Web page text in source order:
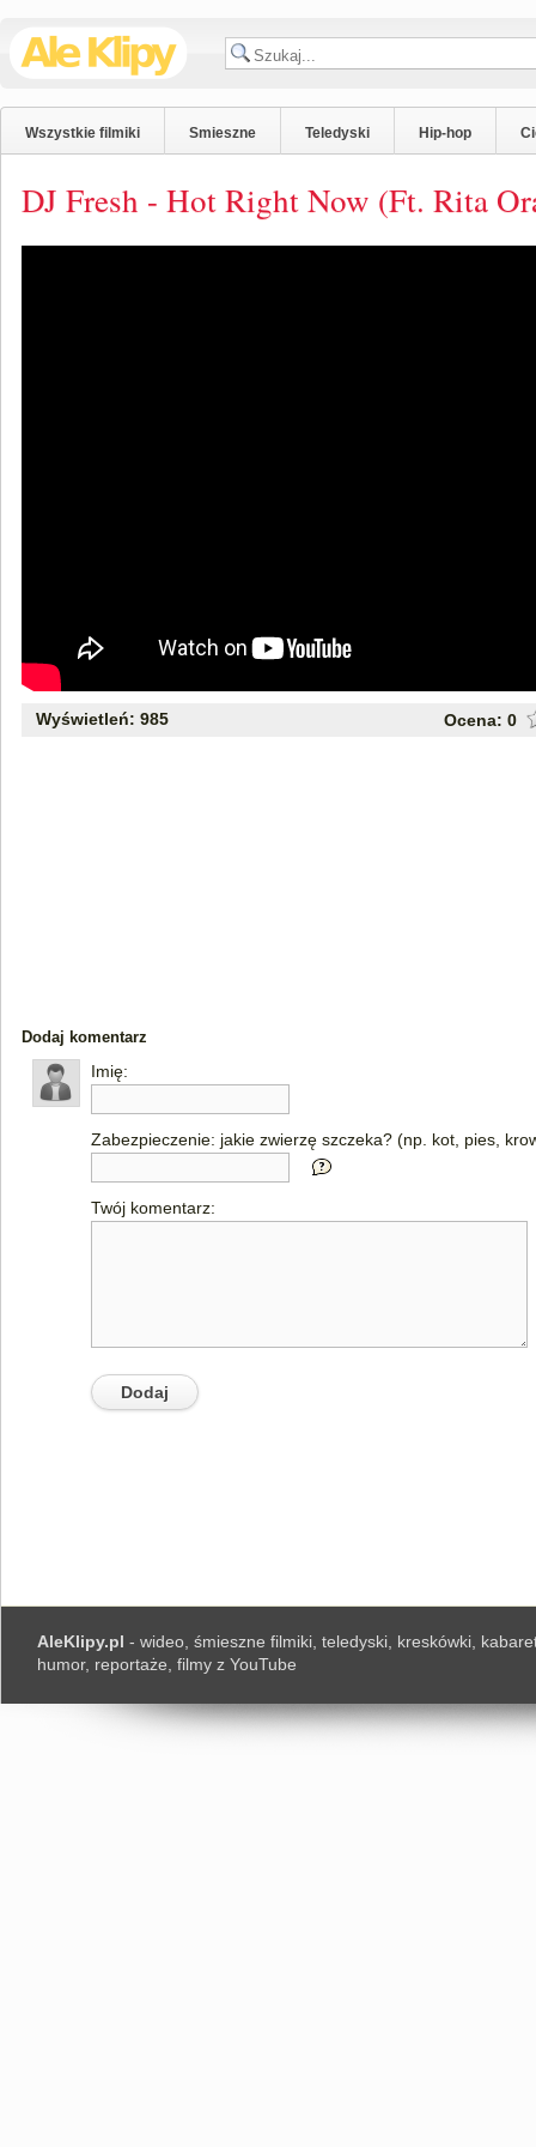
Wszystkie filmiki Smieszne Teledyski Hip-hop
DJ Fresh - Hot Right Now (Ft. Rita
Wyświetleń: 985 Ocena: 0
Dodaj komentarz
Imię:
Zabezpieczenie: jakie zwierzę szczeka? (np. kot, pies,
Twój komentarz:
AleKlipy.pl - wideo, śmieszne filmiki, teledyski, kreskówki,
humor, reportaże, filmy z YouTube